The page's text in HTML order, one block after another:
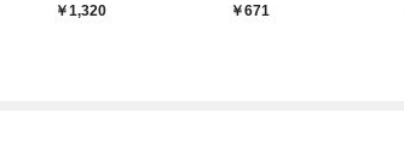
1,320
671